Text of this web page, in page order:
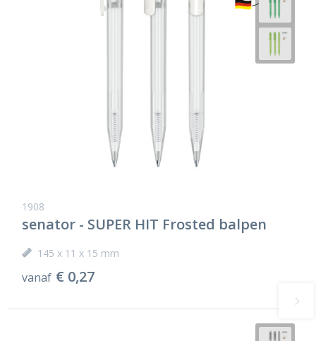
1908
senator - SUPER HIT Frosted balpen
145 x 11 x 15 mm
vanaf € 0,27